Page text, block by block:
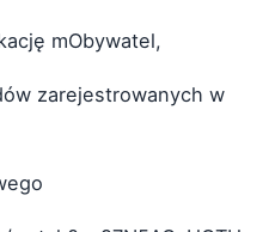
mObywatel,
zarejestrowanych w